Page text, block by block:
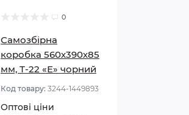
0
Самозбірна
коробка 560х390х85
мм, Т-22 «Е» чорний
Код товару: 3244-1449893
Оптові ціни